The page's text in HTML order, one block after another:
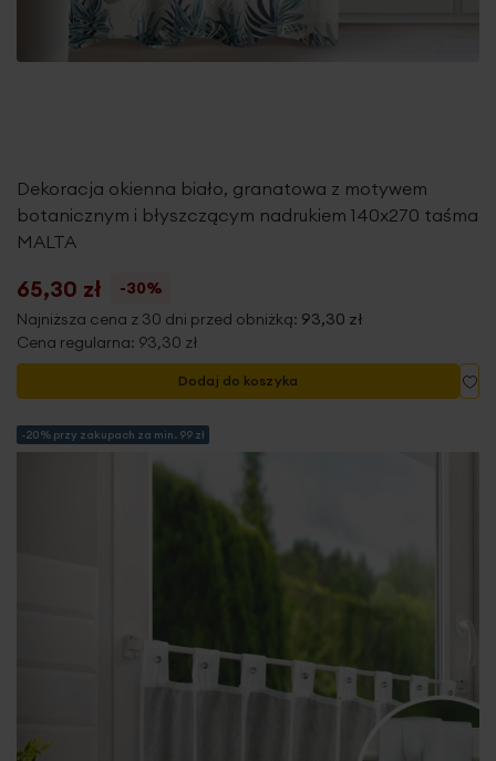
Dekoracja okienna biało, granatowa z motywem
botanicznym i błyszczącym nadrukiem 140x270 taśma
MALTA
65,30 zł
-30%
Najniższa cena z 30 dni przed obniżką: 93,30 zł
Cena regularna: 93,30 zł
Dodaj do koszyka
-20% przy zakupach za min. 99 zł